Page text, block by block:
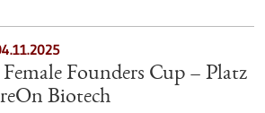
Founders Cup – Platz
Biotech